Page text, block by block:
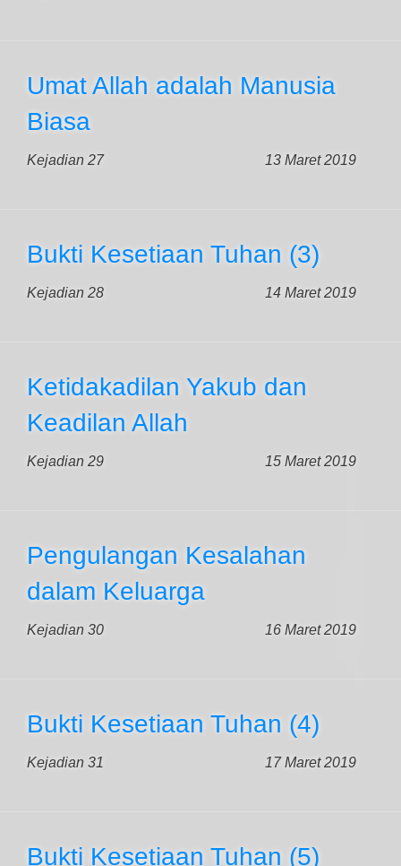
Umat Allah adalah Manusia
Biasa
Kejadian 27 13 Maret 2019
Bukti Kesetiaan Tuhan (3)
Kejadian 28 14 Maret 2019
Ketidakadilan Yakub dan
Keadilan Allah
Kejadian 29 15 Maret 2019
Pengulangan Kesalahan
dalam Keluarga
Kejadian 30 16 Maret 2019
Bukti Kesetiaan Tuhan (4)
Kejadian 31 17 Maret 2019
Bukti Kesetiaan Tuhan (5)